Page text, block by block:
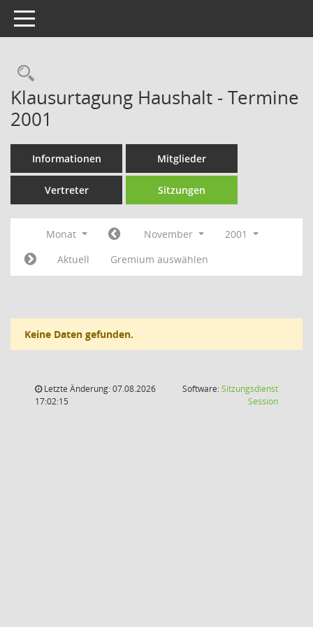
Toggle navigation
Rechercheauswahl
Klausurtagung Haushalt - Termine
2001
Informationen Mitglieder
Vertreter Sitzungen
Monat November
2001
Aktuell
Gremium auswählen
Keine Daten gefunden.
Letzte Änderung: 07.08.2026
17:02:15
Software:Sitzungsdienst
Session(Wird in